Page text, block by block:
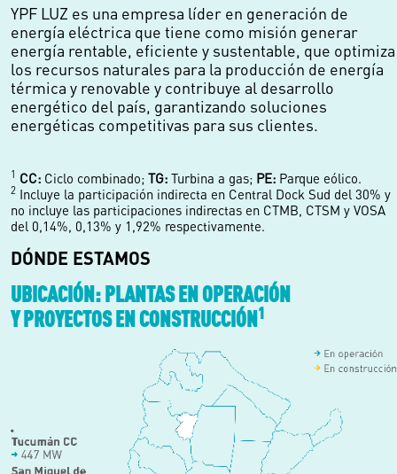
YPF LUZ es una empresa líder en generación de
energía eléctrica que tiene como misión generar
energía rentable, eficiente y sustentable, que optimiza
los recursos naturales para la producción de energía
térmica y renovable y contribuye al desarrollo
energético del país, garantizando soluciones
energéticas competitivas para sus clientes.
1 CC: Ciclo combinado; TG: Turbina a gas; PE: Parque eólico.
2 Incluye la participación indirecta en Central Dock Sud del 30% y
no incluye las participaciones indirectas en CTMB, CTSM y VOSA
del 0,14%, 0,13% y 1,92% respectivamente.
DÓNDE ESTAMOS
UBICACIÓN: PLANTAS EN OPERACIÓN
Y PROYECTOS EN CONSTRUCCIÓN1